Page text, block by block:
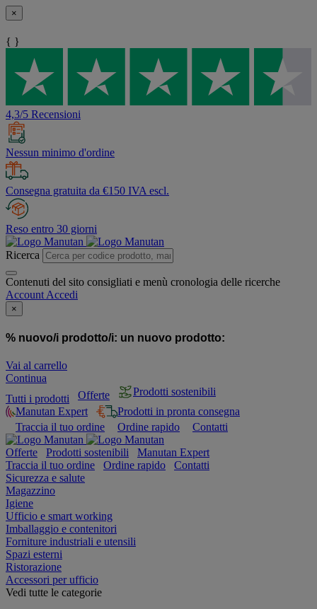
×
{ }
4,3/5 Recensioni
Nessun minimo d'ordine
Consegna gratuita da €150 IVA escl.
Reso entro 30 giorni
Ricerca
Contenuti del sito consigliati e menù cronologia delle ricerche
Account Accedi
×
% nuovo/i prodotto/i: un nuovo prodotto:
Vai al carrello
Continua
Tutti i prodotti
Offerte
Prodotti sostenibili
Manutan Expert
Prodotti in pronta consegna
Traccia il tuo ordine
Ordine rapido Contatti
Offerte Prodotti sostenibili
Manutan Expert
Traccia il tuo ordine
Ordine rapido
Contatti
Sicurezza e salute
Magazzino
Igiene
Ufficio e smart working
Imballaggio e contenitori
Forniture industriali e utensili
Spazi esterni
Ristorazione
Accessori per ufficio
Vedi tutte le categorie